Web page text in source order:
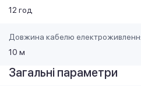
12 год
Довжина кабелю
10 м
Загальні параметри